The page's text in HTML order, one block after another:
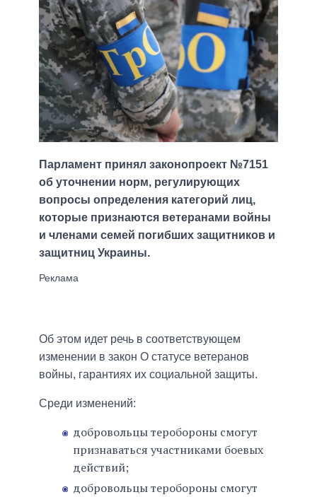
Парламент принял законопроект №7151
об уточнении норм, регулирующих
вопросы определения категорий лиц,
которые признаются ветеранами войны
и членами семей погибших защитников и
защитниц Украины.
Об этом идет речь в соответствующем
изменении в закон О статусе ветеранов
войны, гарантиях их социальной защиты.
Среди изменений:
добровольцы теробороны смогут
признаваться участниками боевых
действий;
добровольцы теробороны смогут